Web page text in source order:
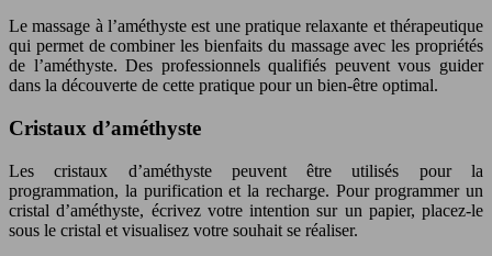
Le massage à l’améthyste est une pratique relaxante et thérapeutique
qui permet de combiner les bienfaits du massage avec les propriétés
de l’améthyste. Des professionnels qualifiés peuvent vous guider
dans la découverte de cette pratique pour un bien-être optimal.
Cristaux d’améthyste
Les cristaux d’améthyste peuvent être utilisés pour la
programmation, la purification et la recharge. Pour programmer un
cristal d’améthyste, écrivez votre intention sur un papier, placez-le
sous le cristal et visualisez votre souhait se réaliser.